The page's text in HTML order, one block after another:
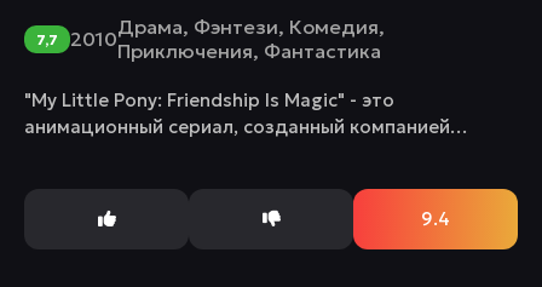
7,7 2010Драма, Фэнтези, Комедия,
Приключения, Фантастика
"My Little Pony: Friendship Is Magic" - это
анимационный сериал, созданный компанией
9.4